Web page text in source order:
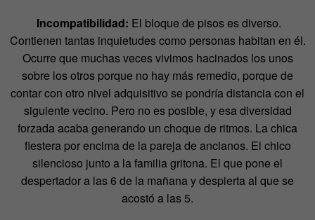
Incompatibilidad: El bloque de pisos es diverso.
Contienen tantas inquietudes como personas habitan en él.
Ocurre que muchas veces vivimos hacinados los unos
sobre los otros porque no hay más remedio, porque de
contar con otro nivel adquisitivo se pondría distancia con el
siguiente vecino. Pero no es posible, y esa diversidad
forzada acaba generando un choque de ritmos. La chica
fiestera por encima de la pareja de ancianos. El chico
silencioso junto a la familia gritona. El que pone el
despertador a las 6 de la mañana y despierta al que se
acostó a las 5.